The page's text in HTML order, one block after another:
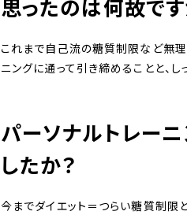
思ったのは何故です
これまで自己流の糖質制限など無理
ニングに通って引き締めることと、
パーソナルトレー
したか？
今までダイエット＝つらい糖質制限